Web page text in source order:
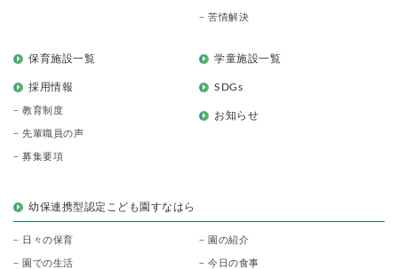
苦情解決
保育施設一覧 学童施設一覧
採用情報
教育制度
先輩職員の声
募集要項
SDGs
お知らせ
幼保連携型認定こども園すなはら
日々の保育 園の紹介
園での生活 今日の食事